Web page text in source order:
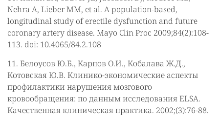
Nehra A, Lieber MM, et al. A population-based,
longitudinal study of erectile dysfunction and future
coronary artery disease. Mayo Clin Proc 2009;84(2):108-
113. doi: 10.4065/84.2.108
11. Белоусов Ю.Б., Карпов О.И., Кобалава Ж.Д.,
Котовская Ю.В. Клинико-экономические аспекты
профилактики нарушения мозгового
кровообращения: по данным исследования ELSA.
Качественная клиническая практика. 2002;(3):76-88.